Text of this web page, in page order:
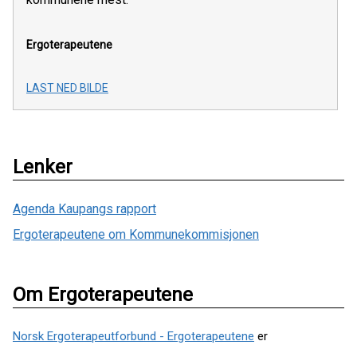
Ergoterapeutene
LAST NED BILDE
Lenker
Agenda Kaupangs rapport
Ergoterapeutene om Kommunekommisjonen
Om Ergoterapeutene
Norsk Ergoterapeutforbund - Ergoterapeutene er